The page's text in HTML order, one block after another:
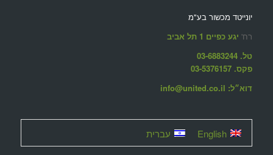
יונייטד מכשור בע"מ
רח' יגע כפיים 1 תל אביב
טל. 03-6883244
פקס. 03-5376157
דוא״ל: info@united.co.il
English עברית